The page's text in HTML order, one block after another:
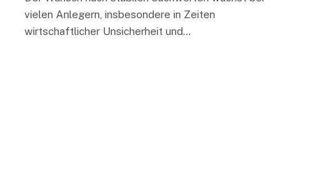
vielen Anlegern, insbesondere in Zeiten
wirtschaftlicher Unsicherheit und…